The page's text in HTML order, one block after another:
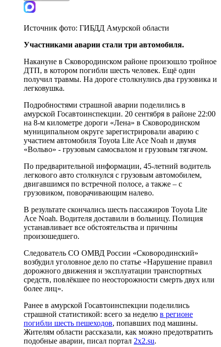
Источник фото: ГИБДД Амурской области
Участниками аварии стали три автомобиля.
Накануне в Сковородинском районе произошло тройное
ДТП, в котором погибли шесть человек. Ещё один
получил травмы. На дороге столкнулись два грузовика и
легковушка.
Подробностями страшной аварии поделились в
амурской Госавтоинспекции. 20 сентября в районе 22:00
на 8-м километре дороги «Лена» в Сковородинском
муниципальном округе зарегистрировали аварию с
участием автомобиля Toyota Lite Ace Noah и двумя
«Вольво» - грузовым самосвалом и грузовым тягачом.
По предварительной информации, 45-летний водитель
легкового авто столкнулся с грузовым автомобилем,
двигавшимся по встречной полосе, а также – с
грузовиком, поворачивающим налево.
В результате скончались шесть пассажиров Toyota Lite
Ace Noah. Водителя доставили в больницу. Полиция
устанавливает все обстоятельства и причины
произошедшего.
Следователь СО ОМВД России «Сковородинский»
возбудил уголовное дело по статье «Нарушение правил
дорожного движения и эксплуатации транспортных
средств, повлёкшее по неосторожности смерть двух или
более лиц».
Ранее в амурской Госавтоинспекции поделились
страшной статистикой: всего за неделю в регионе
погибли шесть пешеходов, попавших под машины.
Жителям области рассказали, как можно предотвратить
подобные аварии, писал портал 2x2.su.